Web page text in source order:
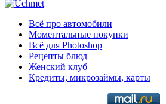
Всё про автомобили
Моментальные покупки
Всё для Photoshop
Рецепты блюд
Женский клуб
Кредиты, микрозаймы, карты